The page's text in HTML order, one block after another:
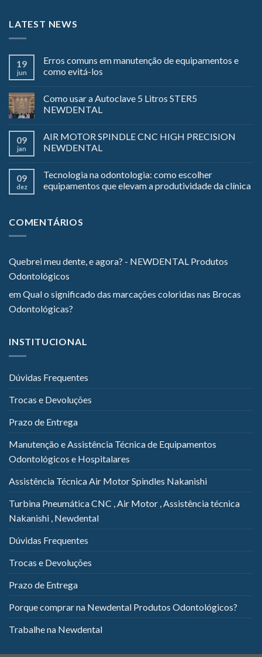
LATEST NEWS
19
jun
Erros comuns em manutenção de equipamentos e
como evitá-los
Como usar a Autoclave 5 Litros STER5
NEWDENTAL
09
jan
AIR MOTOR SPINDLE CNC HIGH PRECISION
NEWDENTAL
09
dez
Tecnologia na odontologia: como escolher
equipamentos que elevam a produtividade da clínica
COMENTÁRIOS
Quebrei meu dente, e agora? - NEWDENTAL Produtos
Odontológicos
emQual o significado das marcações coloridas nas Brocas
Odontológicas?
INSTITUCIONAL
Dúvidas Frequentes
Trocas e Devoluções
Prazo de Entrega
Manutenção e Assistência Técnica de Equipamentos
Odontológicos e Hospitalares
Assistência Técnica Air Motor Spindles Nakanishi
Turbina Pneumática CNC , Air Motor , Assistência técnica
Nakanishi , Newdental
Dúvidas Frequentes
Trocas e Devoluções
Prazo de Entrega
Porque comprar na Newdental Produtos Odontológicos?
Trabalhe na Newdental